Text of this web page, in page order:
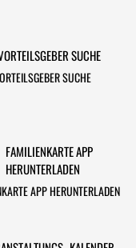
SUCHE
APP HERUNTERLADEN